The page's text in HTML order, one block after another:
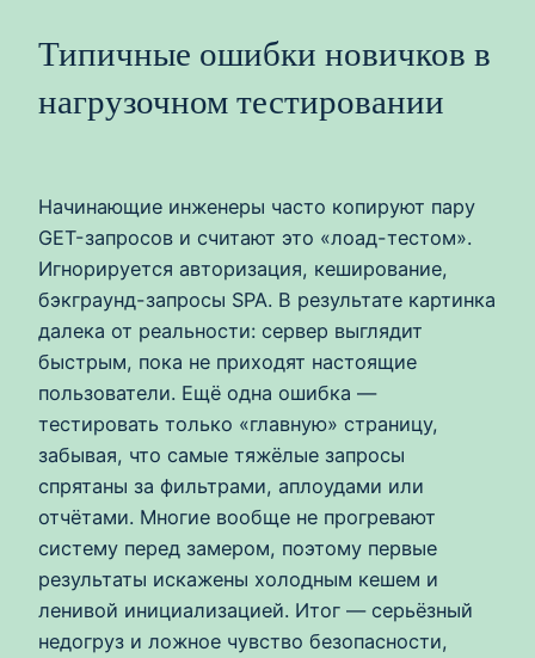
Типичные ошибки новичков в
нагрузочном тестировании
Начинающие инженеры часто копируют пару
GET-запросов и считают это «лоад-тестом».
Игнорируется авторизация, кеширование,
бэкграунд-запросы SPA. В результате картинка
далека от реальности: сервер выглядит
быстрым, пока не приходят настоящие
пользователи. Ещё одна ошибка —
тестировать только «главную» страницу,
забывая, что самые тяжёлые запросы
спрятаны за фильтрами, аплоудами или
отчётами. Многие вообще не прогревают
систему перед замером, поэтому первые
результаты искажены холодным кешем и
ленивой инициализацией. Итог — серьёзный
недогруз и ложное чувство безопасности,